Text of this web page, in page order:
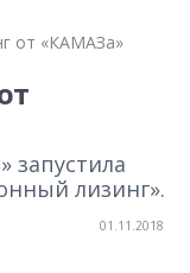
от «КАМАЗа»
запустила
лизинг».
01.11.2018